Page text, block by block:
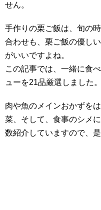
せん。
手作りの栗ご飯は、旬の
合わせも、栗ご飯の優し
がいいですよね。
この記事では、一緒に食
ューを21品厳選しました。
肉や魚のメインおかずを
菜、そして、食事のシメ
数紹介していますので、